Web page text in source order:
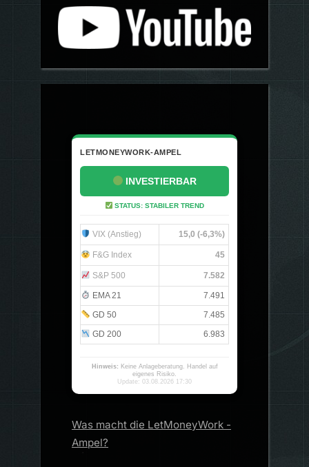
LETMONEYWORK-AMPEL
INVESTIERBAR
STATUS: STABILER TREND
VIX (Anstieg) 15,0 (-6,3%)
F&G Index 45
S&P 500 7.582
EMA 21
7.491
GD 50
7.485
GD 200
6.983
Hinweis: Keine Anlageberatung. Handel auf
eigenes Risiko.
Update: 03.08.2026 17:30
Was macht die LetMoneyWork -
Ampel?